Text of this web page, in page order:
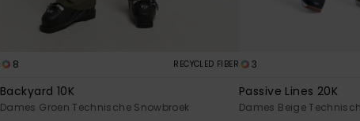
8 RECYCLED FIBER
Backyard 10K
Dames Groen Technische Snowbroek
3
Passive Lines 20K
Dames Beige